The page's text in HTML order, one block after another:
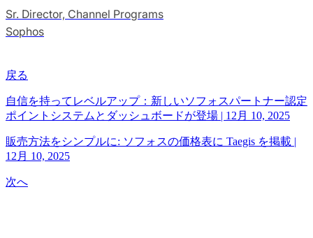
Sr. Director, Channel Programs
Sophos
戻る
自信を持ってレベルアップ：新しいソフォスパートナー認定
ポイントシステムとダッシュボードが登場 | 12月 10, 2025
販売方法をシンプルに: ソフォスの価格表に Taegis を掲載 |
12月 10, 2025
次へ